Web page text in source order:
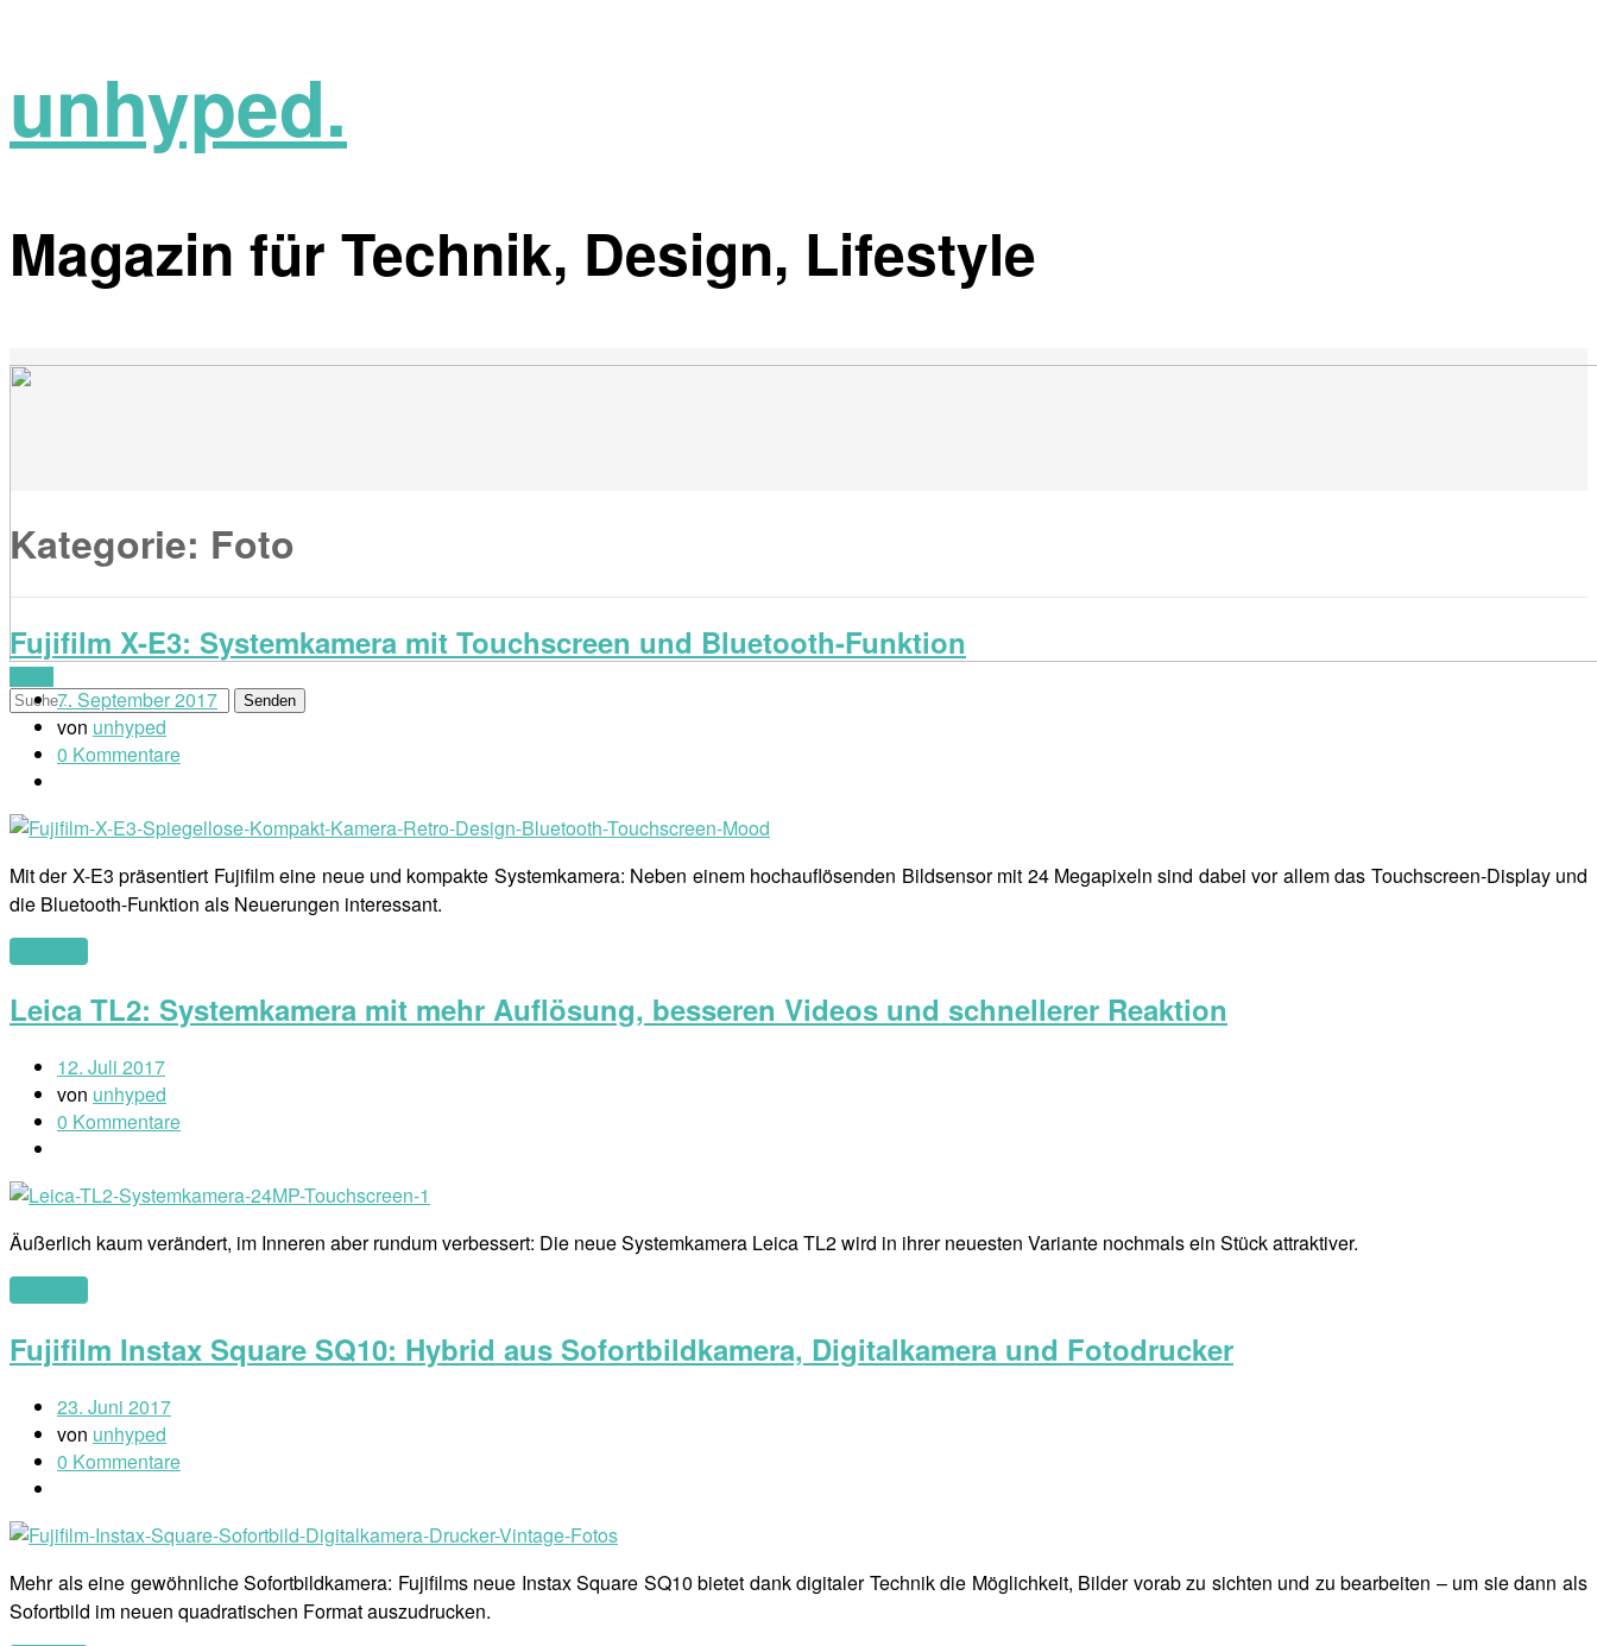
unhyped.
Magazin für Technik, Design, Lifestyle
Kategorie: Foto
Fujifilm X-E3: Systemkamera mit Touchscreen und Bluetooth-Funktion
7. September 2017
von unhyped
0 Kommentare
Mit der X-E3 präsentiert Fujifilm eine neue und kompakte Systemkamera: Neben einem hochauflösenden Bildsensor mit 24 Megapixeln sind dabei vor allem das Touchscreen-Display und
die Bluetooth-Funktion als Neuerungen interessant.
Leica TL2: Systemkamera mit mehr Auflösung, besseren Videos und schnellerer Reaktion
12. Juli 2017
von unhyped
0 Kommentare
Äußerlich kaum verändert, im Inneren aber rundum verbessert: Die neue Systemkamera Leica TL2 wird in ihrer neuesten Variante nochmals ein Stück attraktiver.
Fujifilm Instax Square SQ10: Hybrid aus Sofortbildkamera, Digitalkamera und Fotodrucker
23. Juni 2017
von unhyped
0 Kommentare
Mehr als eine gewöhnliche Sofortbildkamera: Fujifilms neue Instax Square SQ10 bietet dank digitaler Technik die Möglichkeit, Bilder vorab zu sichten und zu bearbeiten – um sie dann als
Sofortbild im neuen quadratischen Format auszudrucken.